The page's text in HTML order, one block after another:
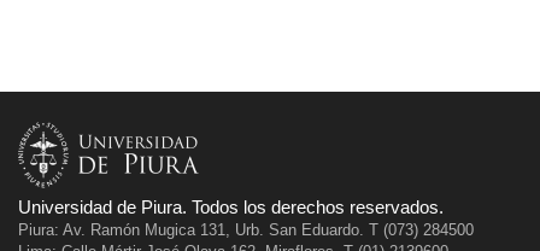
Universidad de Piura. Todos los derechos reservados.
Piura: Av. Ramón Mugica 131, Urb. San Eduardo. T (073) 284500